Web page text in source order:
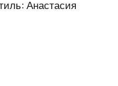
Анастасия